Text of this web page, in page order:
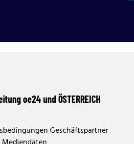
oe24 und ÖSTERREICH
Geschäftspartner